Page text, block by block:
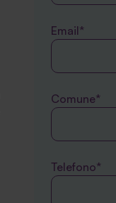
Email*
Comune*
Telefono*